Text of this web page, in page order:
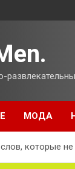
МОДА
которые не